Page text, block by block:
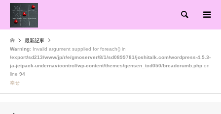
検索
最新記事
Warning: Invalid argument supplied for foreach() in
/export/sd213/www/jp/r/e/gmoserver/8/1/sd0899781/joshitalk.com/wordpress-4.5.3-
ja-jetpack-undernavicontrol/wp-content/themes/gensen_tcd050/breadcrumb.php on
line 94
幸せ